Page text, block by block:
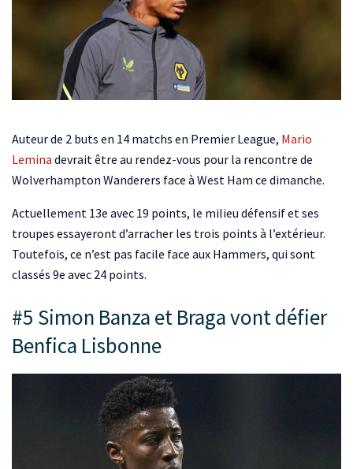
Auteur de 2 buts en 14 matchs en Premier League, Mario
Lemina devrait être au rendez-vous pour la rencontre de
Wolverhampton Wanderers face à West Ham ce dimanche.
Actuellement 13e avec 19 points, le milieu défensif et ses
troupes essayeront d’arracher les trois points à l’extérieur.
Toutefois, ce n’est pas facile face aux Hammers, qui sont
classés 9e avec 24 points.
#5 Simon Banza et Braga vont défier
Benfica Lisbonne